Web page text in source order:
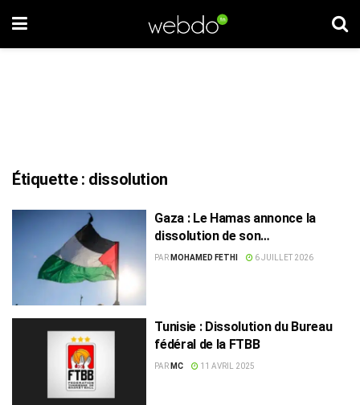
Étiquette : dissolution
Gaza : Le Hamas annonce la
dissolution de son
gouvernement
PAR MOHAMED FETHI 6 JUILLET 2026
Tunisie : Dissolution du Bureau
fédéral de la FTBB
PAR MC 11 AVRIL 2025